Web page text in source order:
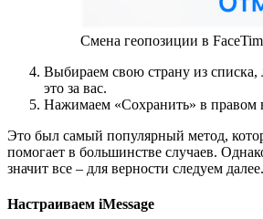
Смена геопозиции в
Выбираем свою страну из списка,
это за вас.
Нажимаем «Сохранить» в правом
Это был самый популярный метод,
помогает в большинстве случаев.
значит все – для верности следуем далее.
Настраиваем iMessage